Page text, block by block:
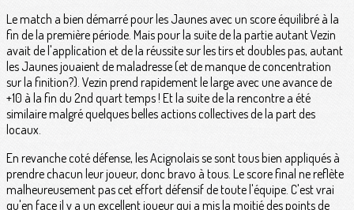
Le match a bien démarré pour les Jaunes avec un score équilibré à la
fin de la première période. Mais pour la suite de la partie autant Vezin
avait de l'application et de la réussite sur les tirs et doubles pas, autant
les Jaunes jouaient de maladresse (et de manque de concentration
sur la finition?). Vezin prend rapidement le large avec une avance de
+10 à la fin du 2nd quart temps ! Et la suite de la rencontre a été
similaire malgré quelques belles actions collectives de la part des
locaux.
En revanche coté défense, les Acignolais se sont tous bien appliqués à
prendre chacun leur joueur, donc bravo à tous. Le score final ne reflète
malheureusement pas cet effort défensif de toute l'équipe. C'est vrai
qu'en face il y a un excellent joueur qui a mis la moitié des points de